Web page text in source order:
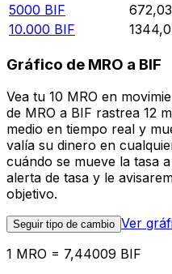
5000 BIF
10.000 BIF
Gráfico de MRO a BIF
Vea tu 10 MRO en
de MRO a BIF rastrea 12
medio en tiempo real y
valía su dinero en
cuándo se mueve la tasa
alerta de tasa y le
objetivo.
Seguir tipo de cambio Ver
1 MRO = 7,44009 BIF